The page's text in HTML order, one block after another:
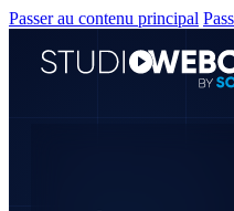
Passer au contenu principal